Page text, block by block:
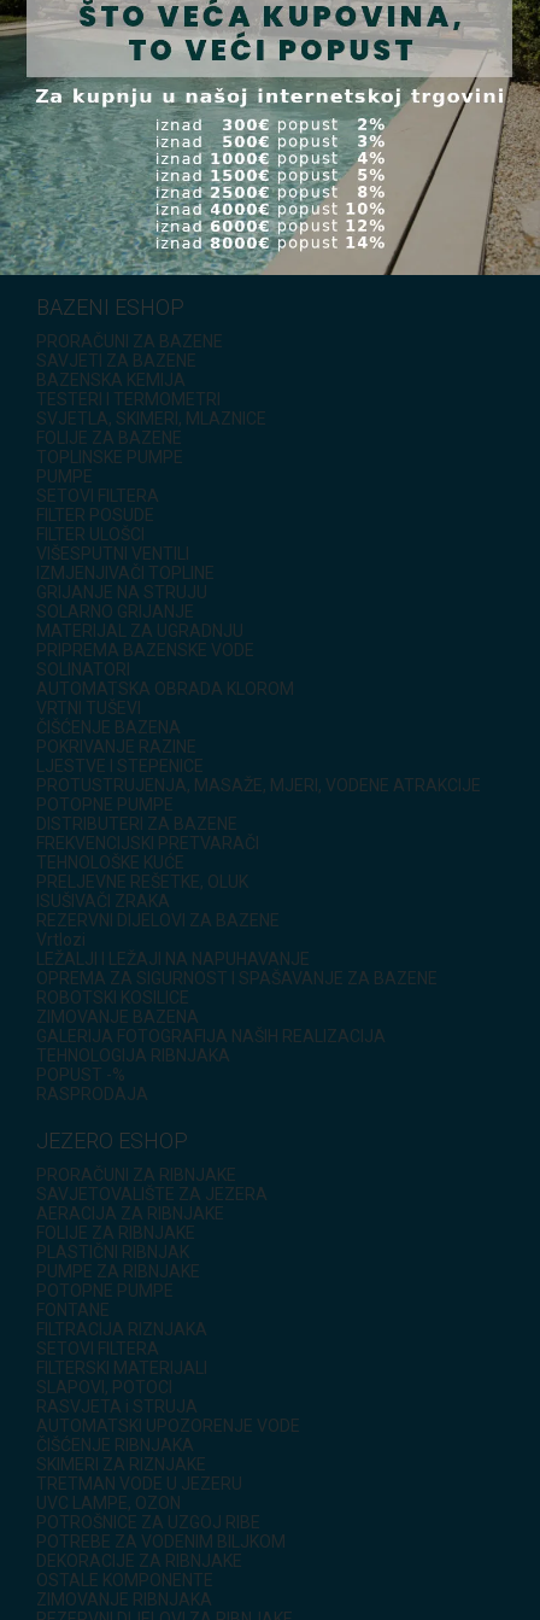
+43 664 99168910, +421 908 101 086,+421 911 545 479
Detaljnije informacije o načinima prijevoza možete pronaći u
rubrici Uvjeti.
BAZENI ESHOP
PRORAČUNI ZA BAZENE
SAVJETI ZA BAZENE
BAZENSKA KEMIJA
TESTERI I TERMOMETRI
SVJETLA, SKIMERI, MLAZNICE
FOLIJE ZA BAZENE
TOPLINSKE PUMPE
PUMPE
SETOVI FILTERA
FILTER POSUDE
FILTER ULOŠCI
VIŠESPUTNI VENTILI
IZMJENJIVAČI TOPLINE
GRIJANJE NA STRUJU
SOLARNO GRIJANJE
MATERIJAL ZA UGRADNJU
PRIPREMA BAZENSKE VODE
SOLINATORI
AUTOMATSKA OBRADA KLOROM
VRTNI TUŠEVI
ČIŠĆENJE BAZENA
POKRIVANJE RAZINE
LJESTVE I STEPENICE
PROTUSTRUJENJA, MASAŽE, MJERI, VODENE ATRAKCIJE
POTOPNE PUMPE
DISTRIBUTERI ZA BAZENE
FREKVENCIJSKI PRETVARAČI
TEHNOLOŠKE KUĆE
PRELJEVNE REŠETKE, OLUK
ISUŠIVAČI ZRAKA
REZERVNI DIJELOVI ZA BAZENE
Vrtlozi
LEŽALJI I LEŽAJI NA NAPUHAVANJE
OPREMA ZA SIGURNOST I SPAŠAVANJE ZA BAZENE
ROBOTSKI KOSILICE
ZIMOVANJE BAZENA
GALERIJA FOTOGRAFIJA NAŠIH REALIZACIJA
TEHNOLOGIJA RIBNJAKA
POPUST -%
RASPRODAJA
JEZERO ESHOP
PRORAČUNI ZA RIBNJAKE
SAVJETOVALIŠTE ZA JEZERA
AERACIJA ZA RIBNJAKE
FOLIJE ZA RIBNJAKE
PLASTIČNI RIBNJAK
PUMPE ZA RIBNJAKE
POTOPNE PUMPE
FONTANE
FILTRACIJA RIZNJAKA
SETOVI FILTERA
FILTERSKI MATERIJALI
SLAPOVI, POTOCI
RASVJETA i STRUJA
AUTOMATSKI UPOZORENJE VODE
ČIŠĆENJE RIBNJAKA
SKIMERI ZA RIZNJAKE
TRETMAN VODE U JEZERU
UVC LAMPE, OZON
POTROŠNICE ZA UZGOJ RIBE
POTREBE ZA VODENIM BILJKOM
DEKORACIJE ZA RIBNJAKE
OSTALE KOMPONENTE
ZIMOVANJE RIBNJAKA